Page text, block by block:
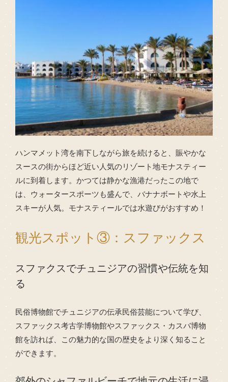
ハンマメット湾を南下しながら旅を続けると、賑やかな
スースの街からほど近い人気のリゾート地モナスティー
ルに到着します。かつては静かな漁港だったこの地で
は、ウォータースポーツも盛んで、バナナボートや水上
スキーが人気。モナスティールでは水遊びがおすすめ！
観光スポット③：スファックス
スファクスでチュニジアの習慣や伝統を知
る
民俗博物館でチュニジアの伝承民俗芸能について学び、
スファックス考古学博物館やスファックス・カスバ博物
館を訪れば、この魅力的な国の歴史をより深く知ること
ができます。